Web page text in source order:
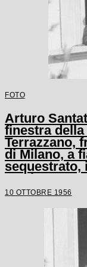
FOTO
Arturo
finestra
Terrazzano,
di Milano, a
sequestrato,
un'altra
10 OTTOBRE 1956